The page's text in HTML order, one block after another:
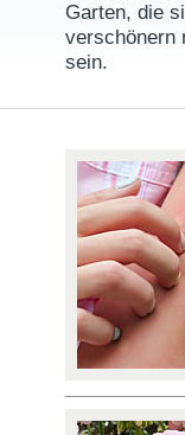
Garten, die
verschönern
sein.